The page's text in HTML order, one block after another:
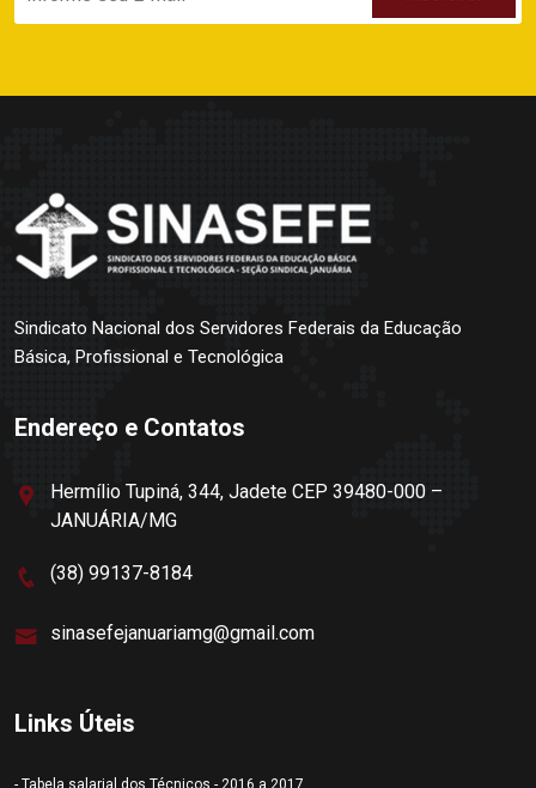
Sindicato Nacional dos Servidores Federais da Educação
Básica, Profissional e Tecnológica
Endereço e Contatos
Hermílio Tupiná, 344, Jadete CEP 39480-000 –
JANUÁRIA/MG
(38) 99137-8184
sinasefejanuariamg@gmail.com
Links Úteis